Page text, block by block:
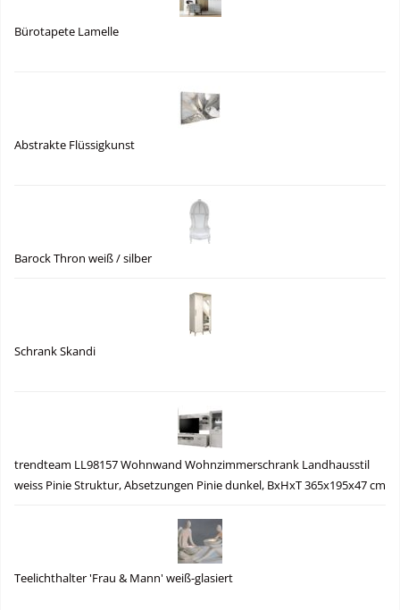
Bürotapete Lamelle
Abstrakte Flüssigkunst
Barock Thron weiß / silber
Schrank Skandi
trendteam LL98157 Wohnwand Wohnzimmerschrank Landhausstil
weiss Pinie Struktur, Absetzungen Pinie dunkel, BxHxT 365x195x47 cm
Teelichthalter 'Frau & Mann' weiß-glasiert